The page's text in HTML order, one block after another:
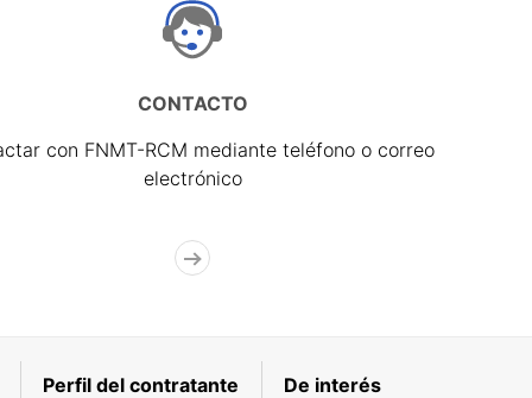
CONTACTO
con FNMT-RCM mediante teléfono o correo
electrónico
Perfil del contratante De interés